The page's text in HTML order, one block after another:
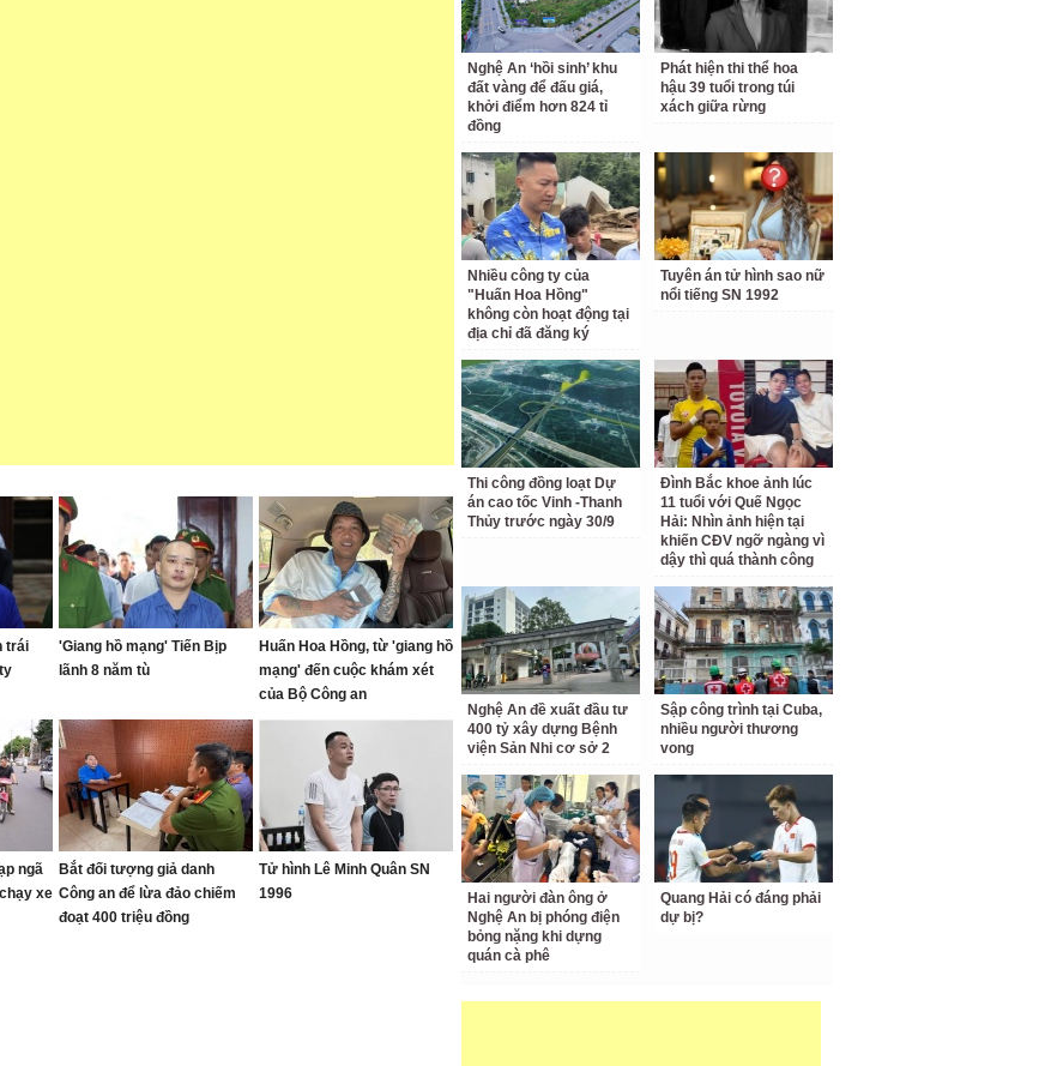
trái
'Giang hồ mạng' Tiến Bịp
lãnh 8 năm tù
Huấn Hoa Hồng, từ 'giang hồ
mạng' đến cuộc khám xét
của Bộ Công an
ngã
xe
Bắt đối tượng giả danh
Công an để lừa đảo chiếm
đoạt 400 triệu đồng
Tử hình Lê Minh Quân SN
1996
Nghệ An ‘hồi sinh’ khu
đất vàng để đấu giá,
khởi điểm hơn 824 tỉ
đồng
Phát hiện thi thể hoa
hậu 39 tuổi trong túi
xách giữa rừng
Nhiều công ty của
"Huấn Hoa Hồng"
không còn hoạt động tại
địa chỉ đã đăng ký
Tuyên án tử hình sao nữ
nổi tiếng SN 1992
Thi công đồng loạt Dự
án cao tốc Vinh -Thanh
Thủy trước ngày 30/9
Đình Bắc khoe ảnh lúc
11 tuổi với Quế Ngọc
Hải: Nhìn ảnh hiện tại
khiến CĐV ngỡ ngàng vì
dậy thì quá thành công
Nghệ An đề xuất đầu tư
400 tỷ xây dựng Bệnh
viện Sản Nhi cơ sở 2
Sập công trình tại Cuba,
nhiều người thương
vong
Hai người đàn ông ở
Nghệ An bị phóng điện
bỏng nặng khi dựng
quán cà phê
Quang Hải có đáng phải
dự bị?